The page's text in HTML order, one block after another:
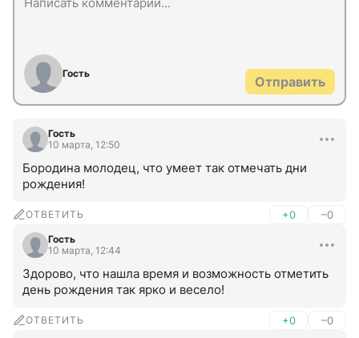
Гость
Отправить
Гость
10 марта, 12:50
Бородина молодец, что умеет так отмечать дни
рождения!
ОТВЕТИТЬ +0 –0
Гость
10 марта, 12:44
Здорово, что нашла время и возможность отметить
день рождения так ярко и весело!
ОТВЕТИТЬ +0 –0